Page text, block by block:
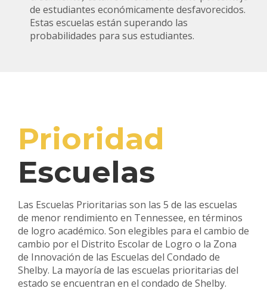
de estudiantes económicamente desfavorecidos.
Estas escuelas están superando las
probabilidades para sus estudiantes.
Prioridad
Escuelas
Las Escuelas Prioritarias son las 5 de las escuelas
de menor rendimiento en Tennessee, en términos
de logro académico. Son elegibles para el cambio de
cambio por el Distrito Escolar de Logro o la Zona
de Innovación de las Escuelas del Condado de
Shelby. La mayoría de las escuelas prioritarias del
estado se encuentran en el condado de Shelby.